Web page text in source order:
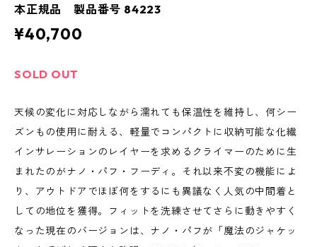
本正規品 製品番号 84223
¥40,700
SOLD OUT
天候の変化に対応しながら濡れても保温性を維持し、何シー
ズンもの使用に耐える、軽量でコンパクトに収納可能な化繊
インサレーションのレイヤーを求めるクライマーのために生
まれたのがナノ・パフ・フーディ。それ以来不変の機能によ
り、アウトドアでほぼ何をするにも異議なく人気の中間着と
しての地位を獲得。フィットを洗練させてさらに動きやすく
なった現在のバージョンは、ナノ・パフが「魔法のジャケッ